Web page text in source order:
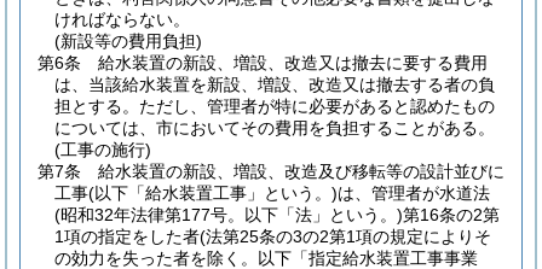
ければならない。
(新設等の費用負担)
第6条
給水装置の新設、増設、改造又は撤去に要する費用
は、当該給水装置を新設、増設、改造又は撤去する者の負
担とする。 ただし、管理者が特に必要があると認めたもの
については、市においてその費用を負担することがある。
(工事の施行)
第7条
給水装置の新設、増設、改造及び移転等の設計並びに
工事(以下「給水装置工事」という。)は、管理者が水道法
(昭和32年法律第177号。以下「法」という。)第16条の2第
1項の指定をした者(法第25条の3の2第1項の規定によりそ
の効力を失った者を除く。以下「指定給水装置工事事業